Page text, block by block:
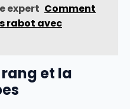
expert Comment
rabot avec
et la